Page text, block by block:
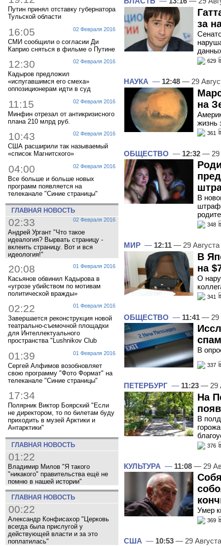
Путин принял отставку губернатора
Тульской области
02 Февраля 2016
16:05
СМИ сообщили о согласии Ди
Каприо сняться в фильме о Путине
02 Февраля 2016
12:30
Кадыров предложил
«испугавшимся его смеха»
оппозиционерам идти в суд
02 Февраля 2016
11:15
Минфин отрезал от антикризисного
плана 210 млрд руб.
02 Февраля 2016
10:43
США расширили так называемый
«список Магнитского»
02 Февраля 2016
04:00
Все больше и больше новых
программ появляется на
телеканале "Синие страницы"
ГЛАВНАЯ НОВОСТЬ
02 Февраля 2016
02:33
Андрей Ургант "Что такое
идеалогия? Вырвать страницу -
вклеить страницу. Вот и вся
идеология!"
01 Февраля 2016
20:08
Касьянов обвинил Кадырова в
«угрозе убийством по мотивам
политической вражды»
01 Февраля 2016
02:22
Завершается реконструкция новой
театрально-съемочной площадки
для Интеллектуального
пространства "Lushnikov Club
01 Февраля 2016
01:39
Сергей Алфимов возобновляет
свою программу "Фото Формат" на
телеканале "Синие страницы"
17:34
Полярник Виктор Боярский "Если
не директором, то по билетам буду
приходить в музей Арктики и
Антарктики"
ГЛАВНАЯ НОВОСТЬ
01:22
Владимир Милов "Я такого
"никакого" правительства ещё не
помню в нашей истории"
ГЛАВНАЯ НОВОСТЬ
00:22
Александр Конфисахор "Церковь
всегда была прислугой у
действующей власти и за это
поплатилась"
за
629
НАУКА — 12:48 — 29
на
жизнь
361
ОБЩЕСТВО — 12:32 — 29
В
348
МИР — 12:11 — 29
В
на
О
341
ОБЩЕСТВО — 11:41 — 29
В
337
ПЕТЕРБУРГ — 11:23 — 29
На
В
376
КУЛЬТУРА — 11:08 — 29
Умер
369
США — 10:53 — 29